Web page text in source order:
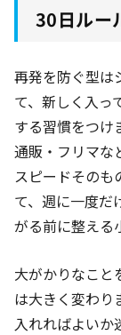
30日ルー
再発を防ぐ型は
て、新しく入っ
する習慣をつけ
通販・フリマな
スピードそのも
て、週に一度だ
がる前に整える
大がかりなこと
は大きく変わり
入れればよいか